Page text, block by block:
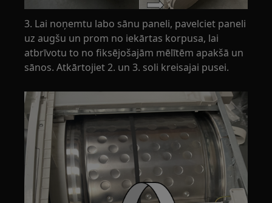
3. Lai noņemtu labo sānu paneli, pavelciet paneli
uz augšu un prom no iekārtas korpusa, lai
atbrīvotu to no fiksējošajām mēlītēm apakšā un
sānos. Atkārtojiet 2. un 3. soli kreisajai pusei.